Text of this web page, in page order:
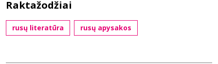
Raktažodžiai
rusų literatūra rusų apysakos